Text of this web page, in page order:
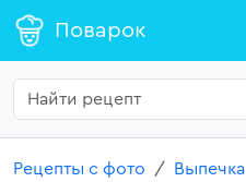
Поварок
Рецепты с фото Выпечка